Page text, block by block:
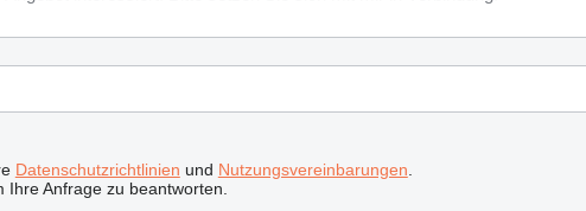
Datenschutzrichtlinien und Nutzungsvereinbarungen
Anfrage zu beantworten.